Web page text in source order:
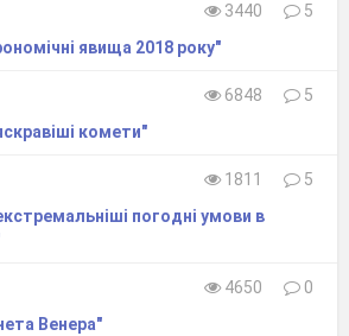
3440
5
явища 2018 року"
6848
5
комети"
1811
5
погодні умови в
4650
0
Венера"